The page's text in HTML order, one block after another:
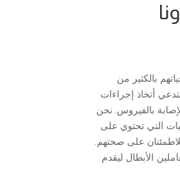
بالكثير من
أتخاذ إجراءات
بالفيروس نحن
التي تحتوي على
على صحتهم
الأبطال ليقدم